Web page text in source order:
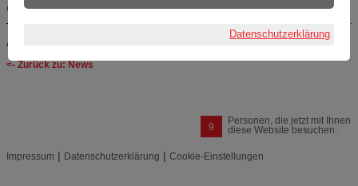
online 03.07.2025
Alle Artikel anzeigen aus der Kategorie: Fachtagungen und Messen
<- Zurück zu: News
9
Personen, die jetzt mit Ihnen
diese Website besuchen.
Impressum | Datenschutzerklärung | Cookie-Einstellungen
Datenschutzerklärung